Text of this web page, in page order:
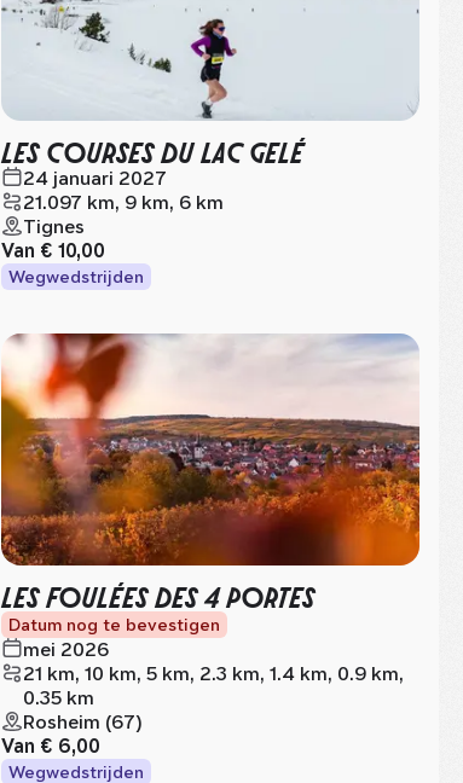
LES COURSES DU LAC GELÉ
24 januari 2027
21.097 km, 9 km, 6 km
Tignes
Van € 10,00
Wegwedstrijden
LES FOULÉES DES 4 PORTES
Datum nog te bevestigen
mei 2026
21 km, 10 km, 5 km, 2.3 km, 1.4 km, 0.9 km,
0.35 km
Rosheim (67)
Van € 6,00
Wegwedstrijden